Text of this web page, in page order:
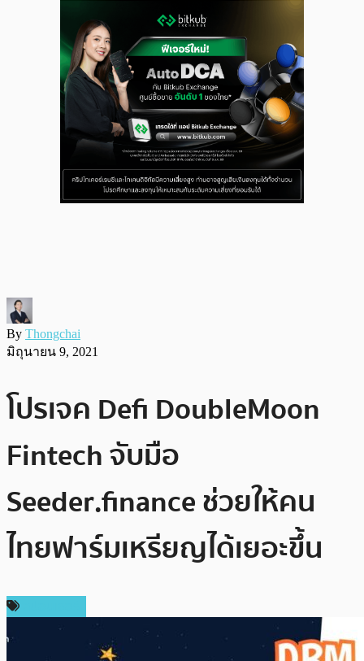
By Thongchai
มิถุนายน 9, 2021
โปรเจค Defi DoubleMoon
Fintech จับมือ
Seeder.finance ช่วยให้คน
ไทยฟาร์มเหรียญได้เยอะขึ้น